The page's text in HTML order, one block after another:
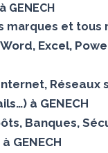
et tous
Excel,
Réseaux
à GENECH
Banques,
GENECH